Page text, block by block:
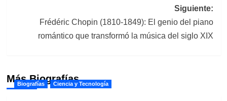
Siguiente:
Frédéric Chopin (1810-1849): El genio del piano
romántico que transformó la música del siglo XIX
Más Biografías
Biografías Ciencia y Tecnología